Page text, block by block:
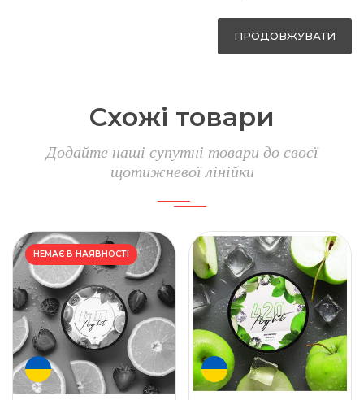
ПРОДОВЖУВАТИ
Схожі товари
Додайте наші супутні товари до своєї
щотижневої лінійки
НЕМАЄ В НАЯВНОСТІ